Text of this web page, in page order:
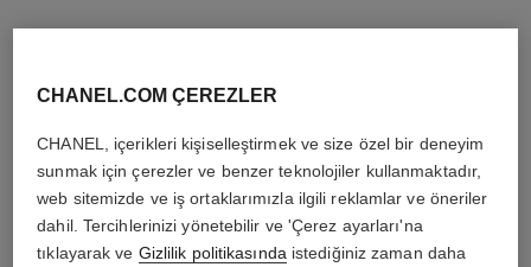
THE PERFECT MATCH
CHANEL.COM ÇEREZLER
CHANEL, içerikleri kişiselleştirmek ve size özel bir deneyim
sunmak için çerezler ve benzer teknolojiler kullanmaktadır,
web sitemizde ve iş ortaklarımızla ilgili reklamlar ve öneriler
dahil. Tercihlerinizi yönetebilir ve 'Çerez ayarları'na
tıklayarak ve Gizlilik politikasında istediğiniz zaman daha